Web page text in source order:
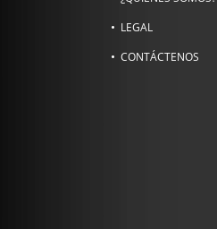
LEGAL
CONTÁCTENOS